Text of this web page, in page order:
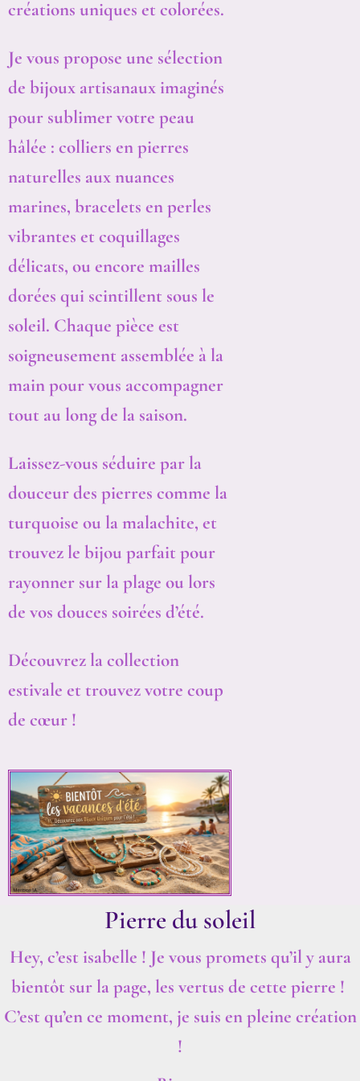
créations uniques et colorées.
Je vous propose une sélection
de bijoux artisanaux imaginés
pour sublimer votre peau
hâlée : colliers en pierres
naturelles aux nuances
marines, bracelets en perles
vibrantes et coquillages
délicats, ou encore mailles
dorées qui scintillent sous le
soleil. Chaque pièce est
soigneusement assemblée à la
main pour vous accompagner
tout au long de la saison.
Laissez-vous séduire par la
douceur des pierres comme la
turquoise ou la malachite, et
trouvez le bijou parfait pour
rayonner sur la plage ou lors
de vos douces soirées d’été.
Découvrez la collection
estivale et trouvez votre coup
de cœur !
Pierre du soleil
Hey, c’est isabelle ! Je vous promets qu’il y aura
bientôt sur la page, les vertus de cette pierre !
C’est qu’en ce moment, je suis en pleine création
!